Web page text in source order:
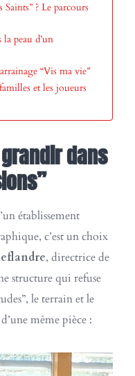
? Le parcours
peau d’un
“Vis ma vie”
et les joueurs
dans
établissement
c’est un choix
, directrice de
structure qui refuse
le terrain et le
même pièce :